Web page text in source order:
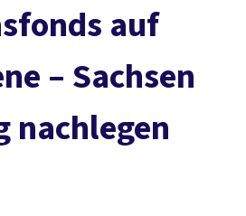
auf
– Sachsen
nachlegen